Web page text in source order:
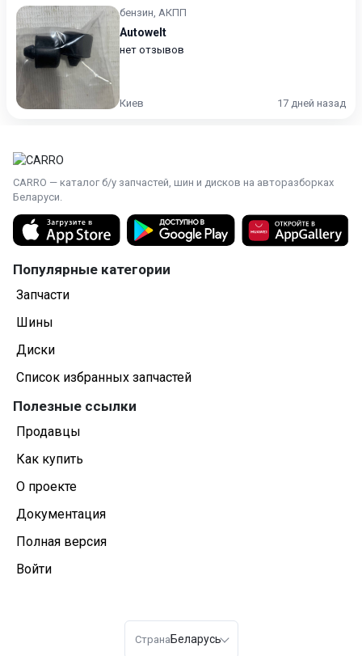
бензин, АКПП
Autowelt
нет отзывов
Киев 17 дней назад
CARRO — каталог б/у запчастей, шин и дисков на авторазборках
Беларуси.
Популярные категории
Запчасти
Шины
Диски
Список избранных запчастей
Полезные ссылки
Продавцы
Как купить
О проекте
Документация
Полная версия
Войти
Страна Беларусь